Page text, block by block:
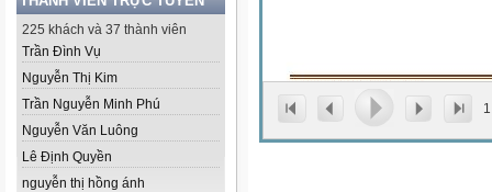
225 khách và 37 thành viên
Trần Đình Vụ
Nguyễn Thị Kim
Trần Nguyễn Minh Phú
Nguyễn Văn Luông
Lê Định Quyền
nguyễn thị hồng ánh
1